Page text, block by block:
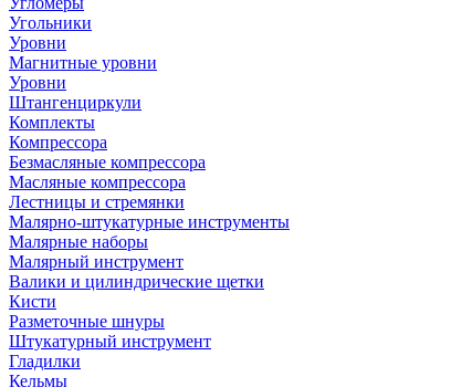
Угольники
Уровни
Магнитные уровни
Уровни
Штангенциркули
Комплекты
Компрессора
Безмасляные компрессора
Масляные компрессора
Лестницы и стремянки
Малярно-штукатурные инструменты
Малярные наборы
Малярный инструмент
Валики и цилиндрические щетки
Кисти
Разметочные шнуры
Штукатурный инструмент
Гладилки
Кельмы